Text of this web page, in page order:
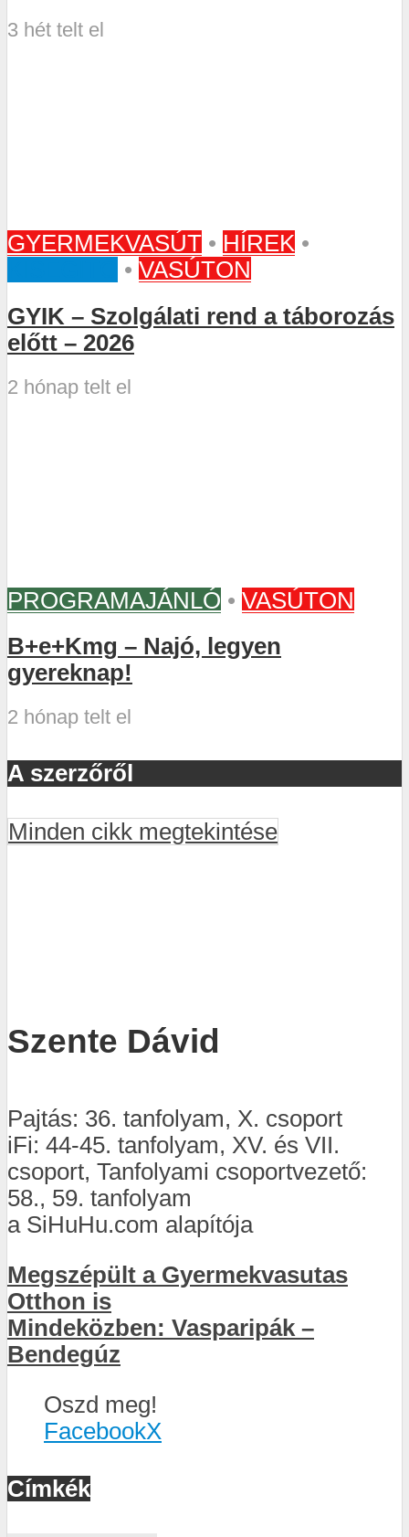
3 hét telt el
GYERMEKVASÚT • HÍREK •
• VASÚTON
GYIK – Szolgálati rend a táborozás
előtt – 2026
2 hónap telt el
PROGRAMAJÁNLÓ • VASÚTON
B+e+Kmg – Najó, legyen
gyereknap!
2 hónap telt el
A szerzőről
Minden cikk megtekintése
Szente Dávid
Pajtás: 36. tanfolyam, X. csoport
iFi: 44-45. tanfolyam, XV. és VII.
csoport, Tanfolyami csoportvezető:
58., 59. tanfolyam
a SiHuHu.com alapítója
Megszépült a Gyermekvasutas
Otthon is
Mindeközben: Vasparipák –
Bendegúz
Oszd meg!
FacebookX
Címkék